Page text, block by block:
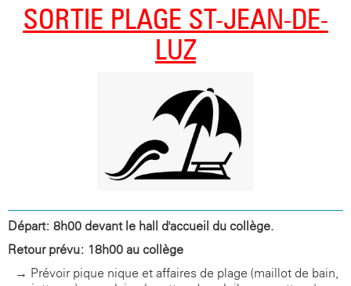
SORTIE PLAGE ST-JEAN-DE-
LUZ
Départ: 8h00 devant le hall d'accueil du collège.
Retour prévu: 18h00 au collège
→ Prévoir pique-nique et affaires de plage (maillot de bain,